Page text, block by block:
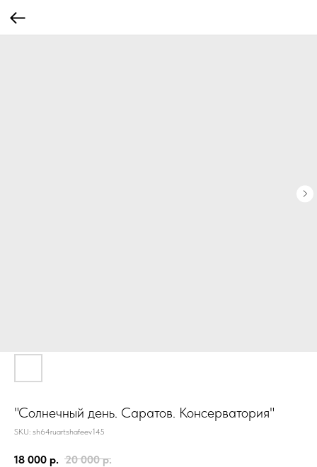
"Солнечный день. Саратов. Консерватория"
SKU: sh64ruartshafeev145
18 000 р. 20 000 р.